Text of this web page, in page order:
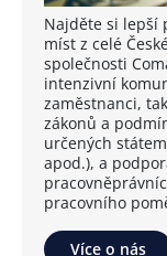
Najděte si lepší
míst z celé
společnosti
intenzivní
zaměstnanci,
zákonů a
určených
apod.), a
pracovního
Více o nás